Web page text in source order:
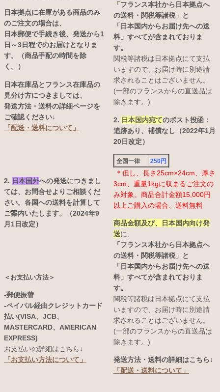
日本拠点に在庫がある商品のみ
のご注文の場合は、
日本郵便で手続き後、発送から1
日～3日程でのお届けとなりま
す。（商品手配の時間を除
く。）
日本在庫品とフランス在庫品の
見分け方につきましては、
発送方法・送料の詳細ページを
ご確認ください↓
「配送・送料について」
2. 日本国外への発送につきまし
ては、お問合せよりご相談くだ
さい。各国への送料を計算して
ご案内いたします。（2024年9
月1日改定）
＜お支払い方法＞
-郵便振替
-ペイパル経由クレジットカード
払い(VISA、JCB、
MASTERCARD、AMERICAN
EXPRESS)
お支払いの詳細はこちら↓
「お支払い方法について」
「フランス本社から日本拠点へ
の送料・関税等諸税」と
「日本国内からお届け先への送
料」すべてが含まれておりま
す。
関税等諸税は日本拠点にて支払
いますので、お届け時に別途請
求されることはございません。
(一部のフランスからの直送品は
除きます。)
2. 日本国内宛てのポスト投函：
追跡あり、補償なし（2022年1月
20日改定）
全国一律 250円
＊但し、長さ25cm×24cm、厚さ
3cm、重量1kgに収まるご注文の
み対象。商品合計金額15,000円
以上ご購入の場合、送料無料
商品金額及び、日本国内向け発
送に、
「フランス本社から日本拠点へ
の送料・関税等諸税」と
「日本国内からお届け先への送
料」すべてが含まれておりま
す。
関税等諸税は日本拠点にて支払
いますので、お届け時に別途請
求されることはございません。
(一部のフランスからの直送品は
除きます。)
発送方法・送料の詳細はこちら↓
「配送・送料について」